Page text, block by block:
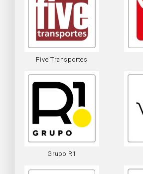
Five Transportes
Grupo R1